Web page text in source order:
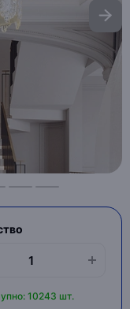
10243 шт.